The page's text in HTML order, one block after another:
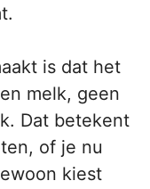
is dat het
melk, geen
Dat betekent
of je nu
kiest